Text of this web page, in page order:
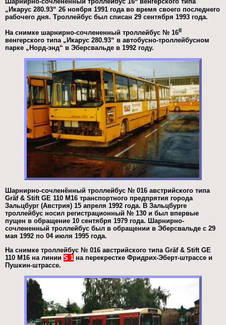
Шарнирно-сочленённый троллейбус 16
венгерского типа
„Икарус 280.93“ 26 ноября 1991 года во время своего последнего
рабочего дня. Троллейбус был списан 29 сентября 1993 года.
На снимке шарнирно-сочлененный троллейбус № 16II
венгерского типа „Икарус 280.93“ в автобусно-троллейбусном
парке „Норд-энд“ в Эберсвальде в 1992 году.
Шарнирно-сочленённый троллейбус № 016 австрийского типа
Gräf & Stift GE 110 M16 транспортного предпрятия города
Зальцбург (Австрия) 15 апреля 1992 года. В Зальцбурге
троллейбус носил регистрационный № 130 и был впервые
пущен в обращение 10 сентября 1979 года. Шарнирно-
сочлененный троллейбус был в обращении в Эберсвальде с 29
мая 1992 по 04 июля 1995 года.
На снимке троллейбус № 016 австрийского типа Gräf & Stift GE
110 M16 на линии S 1 на перекрестке Фридрих-Эберт-штрассе и
Пушкин-штрассе.